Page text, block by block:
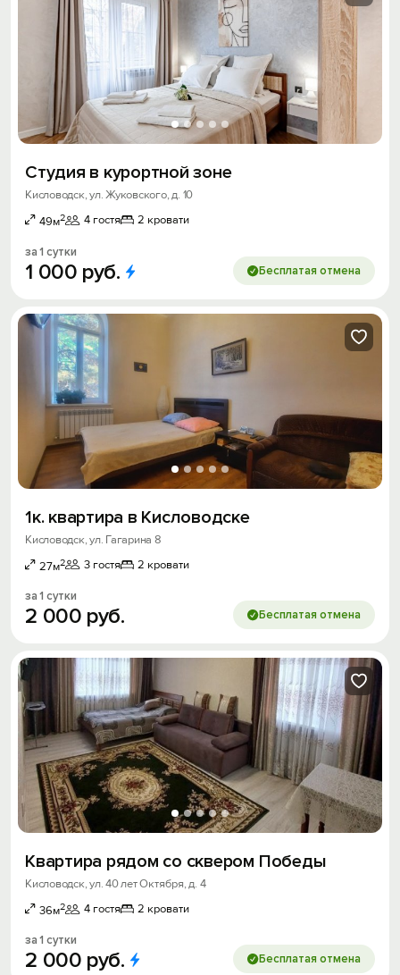
Студия в курортной зоне
Кисловодск, ул. Жуковского, д. 10
49м2 4 гостя 2 кровати
за 1 сутки
1 000 руб. Бесплатая отмена
1к. квартира в Кисловодске
Кисловодск, ул. Гагарина 8
27м2 3 гостя 2 кровати
за 1 сутки
2 000 руб. Бесплатая отмена
Квартира рядом со сквером Победы
Кисловодск, ул. 40 лет Октября, д. 4
36м2 4 гостя 2 кровати
за 1 сутки
2 000 руб. Бесплатая отмена